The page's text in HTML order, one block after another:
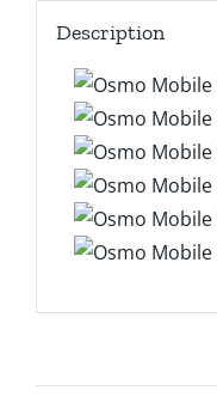
Description